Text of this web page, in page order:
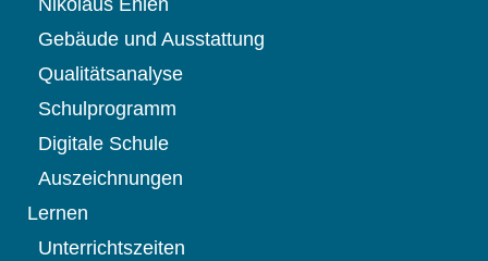
Nikolaus Ehlen
Gebäude und Ausstattung
Qualitätsanalyse
Schulprogramm
Digitale Schule
Auszeichnungen
Lernen
Unterrichtszeiten